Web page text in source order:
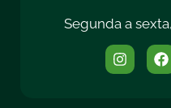
Segunda a